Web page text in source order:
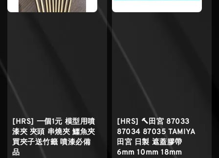
[HRS] 一個1元 模型用噴
漆夾 夾頭 串燒夾 鱷魚夾
買夾子送竹籤 噴漆必備
品
[HRS] 🔨田宮 87033
87034 87035 TAMIYA
田宮 日製 遮蓋膠帶
6mm 10mm 18mm